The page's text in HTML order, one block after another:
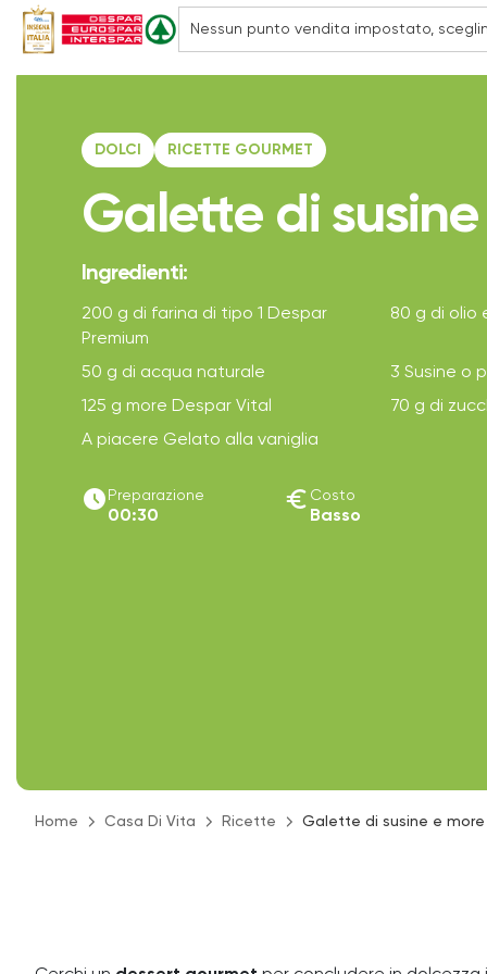
DOLCI RICETTE GOURMET
Galette di
Ingredienti:
200 g di farina di tipo 1 Despar
Premium
80 g di olio
50 g di acqua naturale
3 Susine o
125 g more Despar Vital
70 g di
A piacere Gelato alla vaniglia
access_time_filled Preparazione
00:30
euro Costo
Basso
Home Casa Di Vita Ricette Galette di susine e more